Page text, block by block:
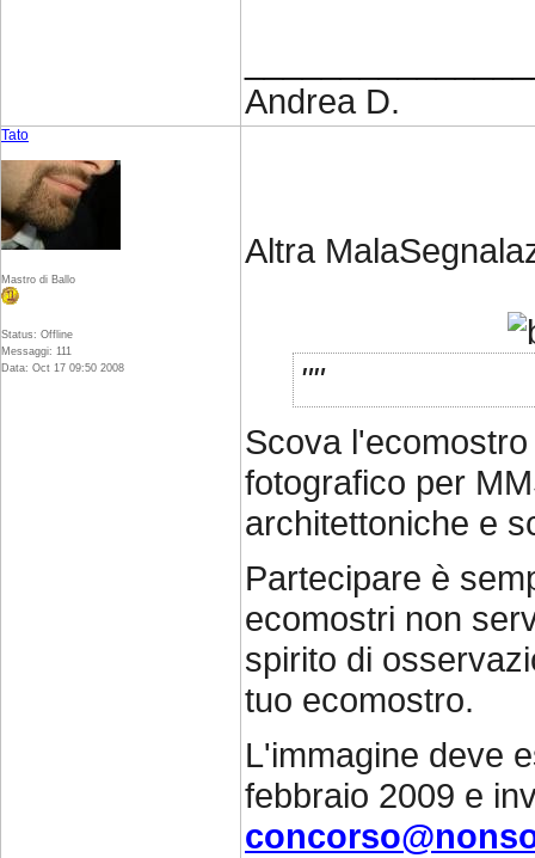
Andrea D.
Tato
Mastro di Ballo
Status: Offline
Messaggi: 111
Data: Oct 17 09:50 2008
Altra
Scova
fotografico per
architettoniche e
Partecipare è
ecomostri non
spirito di
tuo ecomostro.
L'immagine deve
febbraio 2009 e